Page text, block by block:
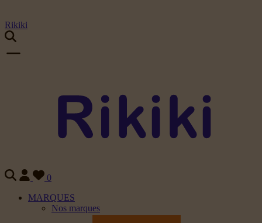
Rikiki
0
MARQUES
Nos marques